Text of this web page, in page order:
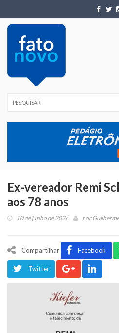
Ex-vereador Remi
aos 78 anos
10 de junho de 2026 por
Compartilhar Facebook
Twitter